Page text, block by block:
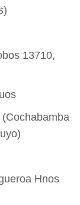
13710,
Hnos